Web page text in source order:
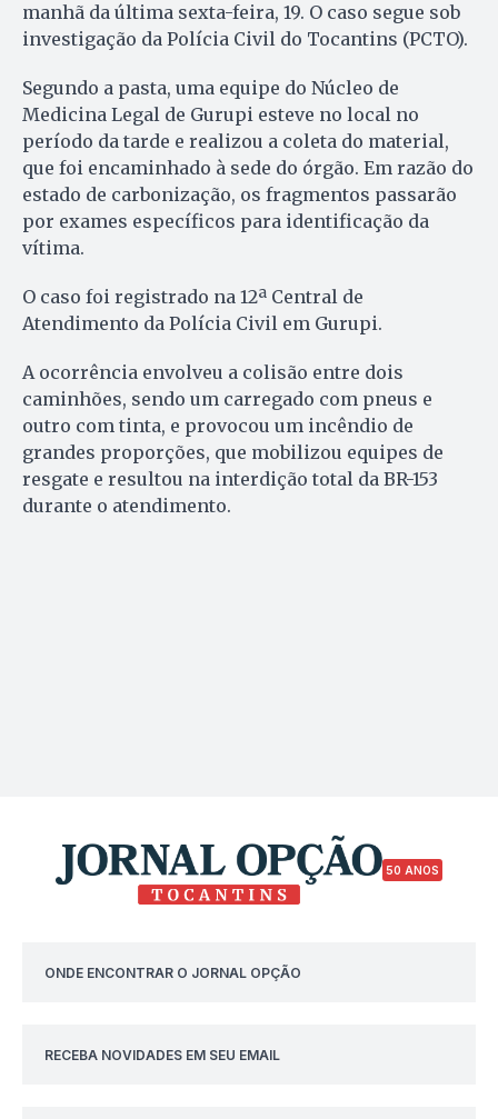
manhã da última sexta-feira, 19. O caso segue sob
investigação da Polícia Civil do Tocantins (PCTO).
Segundo a pasta, uma equipe do Núcleo de
Medicina Legal de Gurupi esteve no local no
período da tarde e realizou a coleta do material,
que foi encaminhado à sede do órgão. Em razão do
estado de carbonização, os fragmentos passarão
por exames específicos para identificação da
vítima.
O caso foi registrado na 12ª Central de
Atendimento da Polícia Civil em Gurupi.
A ocorrência envolveu a colisão entre dois
caminhões, sendo um carregado com pneus e
outro com tinta, e provocou um incêndio de
grandes proporções, que mobilizou equipes de
resgate e resultou na interdição total da BR-153
durante o atendimento.
50 ANOS
ONDE ENCONTRAR O JORNAL OPÇÃO
RECEBA NOVIDADES EM SEU EMAIL